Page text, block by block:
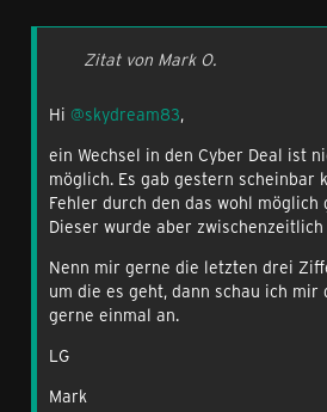
Zitat von Mark O.
Hi @skydream83,
ein Wechsel in den Cyber Deal ist
möglich. Es gab gestern scheinbar
Fehler durch den das wohl möglich
Dieser wurde aber zwischenzeitlich
Nenn mir gerne die letzten drei
um die es geht, dann schau ich mir
gerne einmal an.
LG
Mark